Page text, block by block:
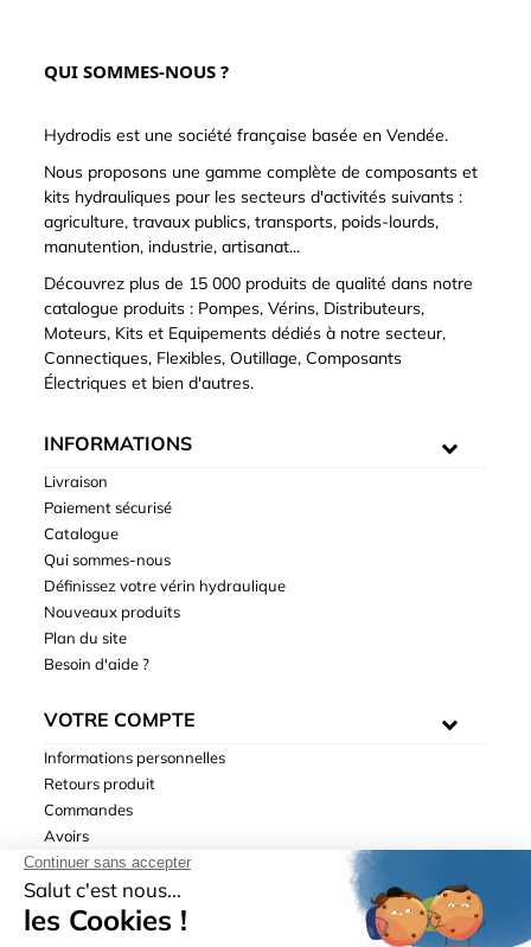
QUI SOMMES-NOUS ?
Hydrodis est une société française basée en Vendée.
Nous proposons une gamme complète de composants et
kits hydrauliques pour les secteurs d'activités suivants :
agriculture, travaux publics, transports, poids-lourds,
manutention, industrie, artisanat...
Découvrez plus de 15 000 produits de qualité dans notre
catalogue produits : Pompes, Vérins, Distributeurs,
Moteurs, Kits et Equipements dédiés à notre secteur,
Connectiques, Flexibles, Outillage, Composants
Électriques et bien d'autres.
INFORMATIONS
Livraison
Paiement sécurisé
Catalogue
Qui sommes-nous
Définissez votre vérin hydraulique
Nouveaux produits
Plan du site
Besoin d'aide ?
VOTRE COMPTE
Informations personnelles
Retours produit
Commandes
Avoirs
Adresses
Bons de réduction